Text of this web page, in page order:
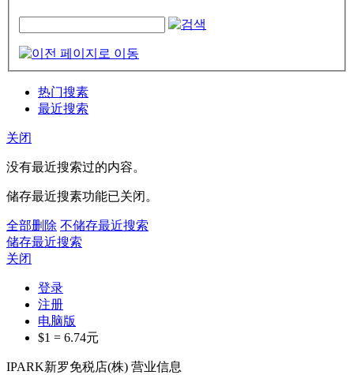
热门搜素
最近搜索
关闭
没有最近搜索过的内容。
储存最近搜素功能已关闭。
全部删除 不储存最近搜索
储存最近搜索
关闭
登录
注册
电脑版
$1 = 6.74元
IPARK新罗免税店(株) 营业信息